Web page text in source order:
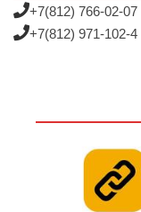
+7(812) 766-02-07
+7(812) 971-102-4